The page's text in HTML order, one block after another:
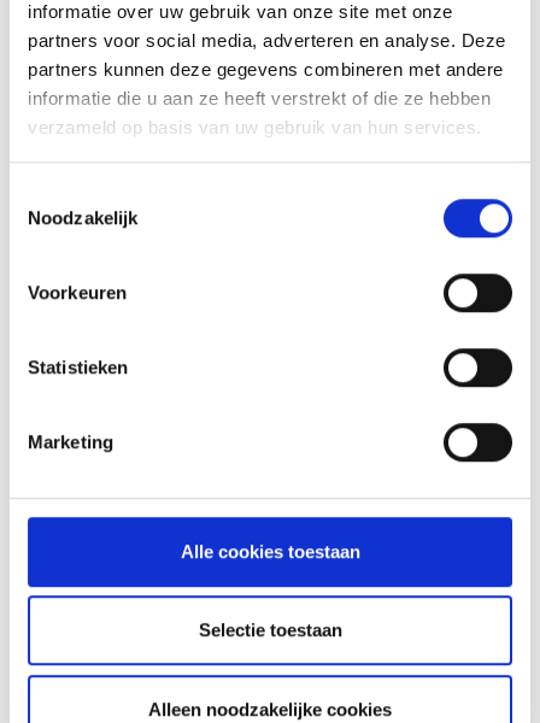
informatie over uw gebruik van onze site met onze
partners voor social media, adverteren en analyse. Deze
partners kunnen deze gegevens combineren met andere
informatie die u aan ze heeft verstrekt of die ze hebben
verzameld op basis van uw gebruik van hun services.
Noodzakelijk
Voorkeuren
Statistieken
Marketing
Alle cookies toestaan
Selectie toestaan
Alleen noodzakelijke cookies